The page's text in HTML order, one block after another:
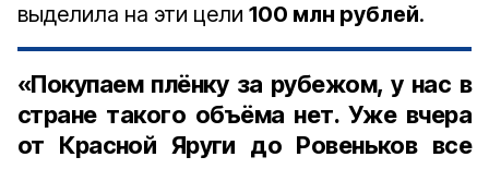
выделила на эти цели 100 млн рублей.
«Покупаем плёнку за рубежом, у нас в
стране такого объёма нет. Уже вчера
от Красной Яруги до Ровеньков все